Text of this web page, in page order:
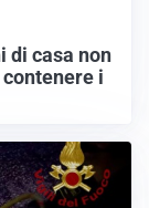
di casa non
i